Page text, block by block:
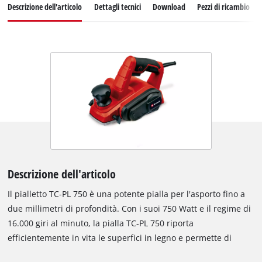
Descrizione dell'articolo Dettagli tecnici Download Pezzi di ricambio
Descrizione dell'articolo
Il pialletto TC-PL 750 è una potente pialla per l'asporto fino a
due millimetri di profondità. Con i suoi 750 Watt e il regime di
16.000 giri al minuto, la pialla TC-PL 750 riporta
efficientemente in vita le superfici in legno e permette di